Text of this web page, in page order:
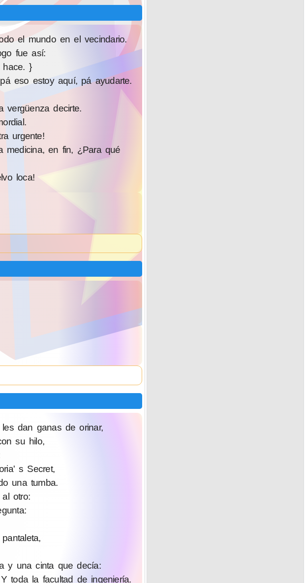
el mundo en el vecindario.
fue así:
}
eso estoy aquí, pá ayudarte.
decirte.
urgente!
en fin, ¿Para qué
loca!
dan ganas de orinar,
su hilo,
s Secret,
una tumba.
otro:
y una cinta que decía:
toda la facultad de ingeniería.